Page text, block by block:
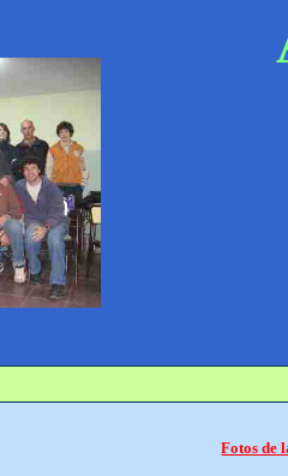
Fotos de